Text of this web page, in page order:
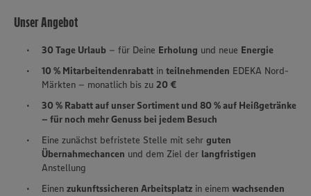
Unser Angebot
30 Tage Urlaub – für Deine Erholung und neue Energie
10 % Mitarbeitendenrabatt in teilnehmenden EDEKA Nord-
Märkten – monatlich bis zu 20 €
30 % Rabatt auf unser Sortiment und 80 % auf Heißgetränke
– für noch mehr Genuss bei jedem Besuch
Eine zunächst befristete Stelle mit sehr guten
Übernahmechancen und dem Ziel der langfristigen
Anstellung
Einen zukunftssicheren Arbeitsplatz in einem wachsenden